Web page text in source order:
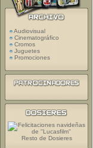
Audiovisual
Cinematográfico
Cromos
Juguetes
Promociones
Resto de Dosieres